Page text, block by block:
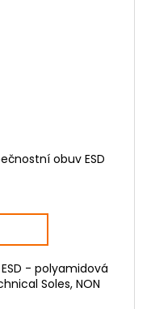
obuv ESD
- polyamidová
Soles, NON